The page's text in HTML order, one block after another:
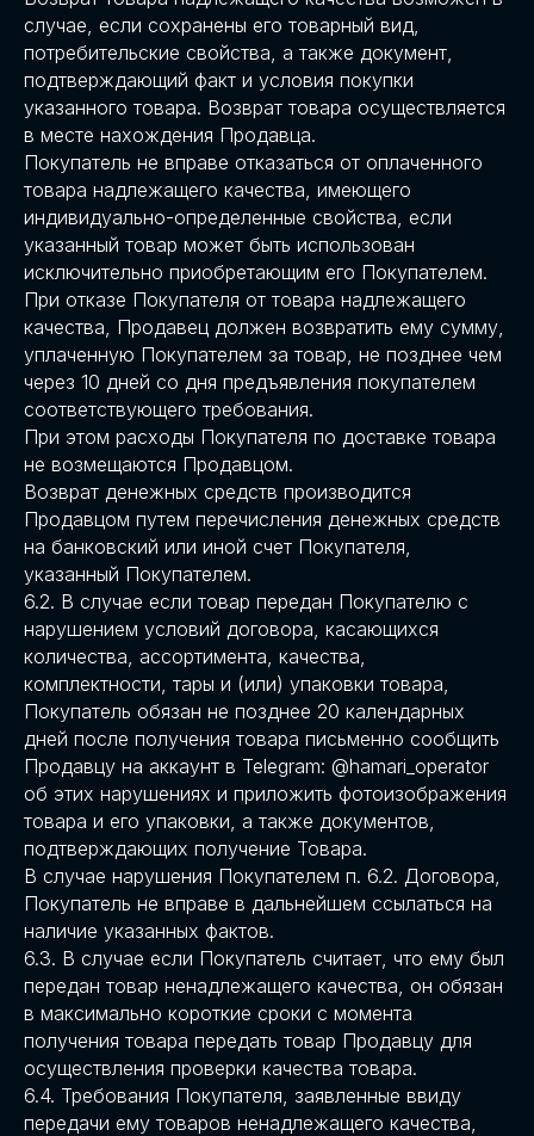
случае, если сохранены его товарный вид,
потребительские свойства, а также документ,
подтверждающий факт и условия покупки
указанного товара. Возврат товара осуществляется
в месте нахождения Продавца.
Покупатель не вправе отказаться от оплаченного
товара надлежащего качества, имеющего
индивидуально-определенные свойства, если
указанный товар может быть использован
исключительно приобретающим его Покупателем.
При отказе Покупателя от товара надлежащего
качества, Продавец должен возвратить ему сумму,
уплаченную Покупателем за товар, не позднее чем
через 10 дней со дня предъявления покупателем
соответствующего требования.
При этом расходы Покупателя по доставке товара
не возмещаются Продавцом.
Возврат денежных средств производится
Продавцом путем перечисления денежных средств
на банковский или иной счет Покупателя,
указанный Покупателем.
6.2. В случае если товар передан Покупателю с
нарушением условий договора, касающихся
количества, ассортимента, качества,
комплектности, тары и (или) упаковки товара,
Покупатель обязан не позднее 20 календарных
дней после получения товара письменно сообщить
Продавцу на аккаунт в Telegram: @hamari_operator
об этих нарушениях и приложить фотоизображения
товара и его упаковки, а также документов,
подтверждающих получение Товара.
В случае нарушения Покупателем п. 6.2. Договора,
Покупатель не вправе в дальнейшем ссылаться на
наличие указанных фактов.
6.3. В случае если Покупатель считает, что ему был
передан товар ненадлежащего качества, он обязан
в максимально короткие сроки с момента
получения товара передать товар Продавцу для
осуществления проверки качества товара.
6.4. Требования Покупателя, заявленные ввиду
передачи ему товаров ненадлежащего качества,